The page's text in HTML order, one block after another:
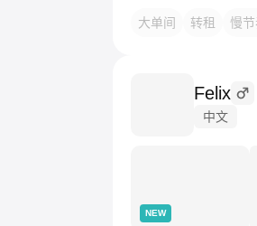
大单间 转租 慢
Felix
中文
NEW